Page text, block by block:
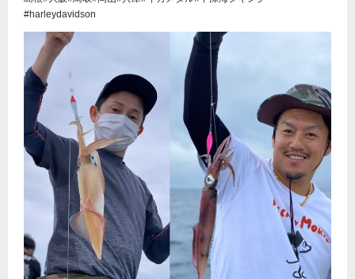
#harleydavidson